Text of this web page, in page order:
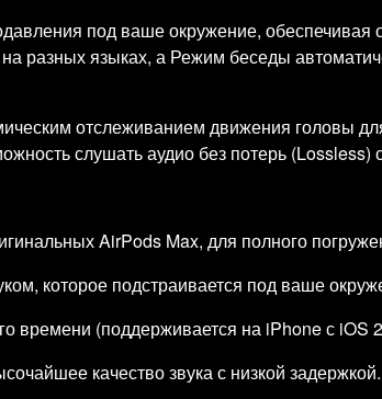
под ваше окружение, обеспечивая
разных языках, а Режим беседы
отслеживанием движения головы
слушать аудио без потерь (Lossless)
AirPods Max, для полного
которое подстраивается под ваше
(поддерживается на iPhone с iOS
качество звука с низкой задержкой.